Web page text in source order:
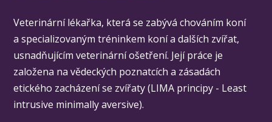
Veterinární lékařka, která se zabývá chováním koní
a specializovaným tréninkem koní a dalších zvířat,
usnadňujícím veterinární ošetření. Její práce je
založena na vědeckých poznatcích a zásadách
etického zacházení se zvířaty (LIMA principy - Least
intrusive minimally aversive).